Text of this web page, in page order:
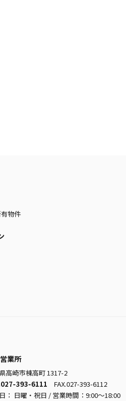
物件
業所
高崎市棟高町 1317-2
393-6111 FAX.027-393-6112
： 日曜・祝日 / 営業時間：9:00～18:00